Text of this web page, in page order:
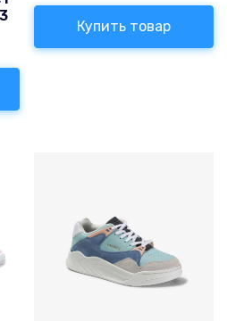
Купить товар